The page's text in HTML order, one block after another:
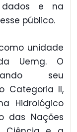
e na
público.
unidade
Uemg. O
seu
Categoria II,
Hidrológico
das Nações